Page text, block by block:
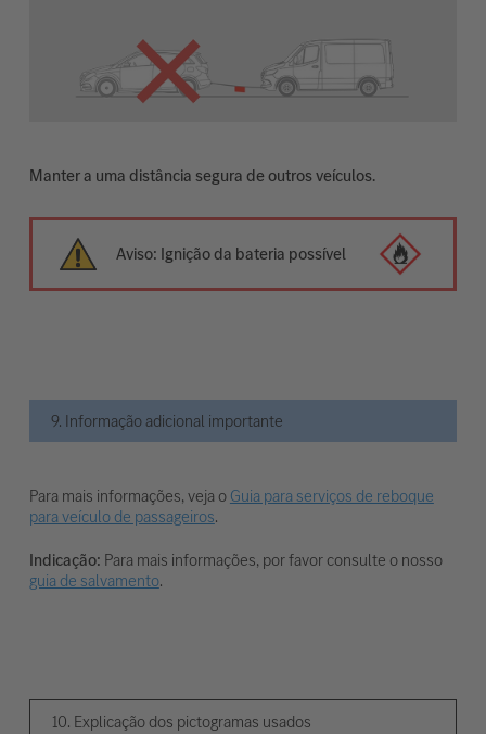
Manter a uma distância segura de outros veículos.
Aviso: Ignição da bateria possível
9. Informação adicional importante
Para mais informações, veja oGuia para serviços de reboque
para veículo de passageiros.
Indicação: Para mais informações, por favor consulte o nosso
guia de salvamento.
10. Explicação dos pictogramas usados